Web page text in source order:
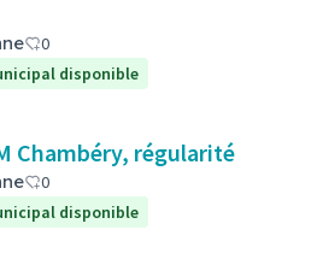
0
disponible
Chambéry, régularité
0
disponible